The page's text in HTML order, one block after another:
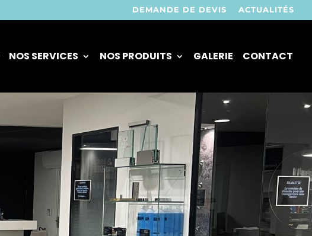
DEMANDE DE DEVIS ACTUALITÉS
NOS SERVICES NOS PRODUITS GALERIE CONTACT